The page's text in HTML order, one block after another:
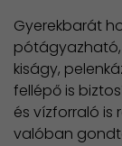
Gyerekbarát
kiságy,
fellépő is
és vízforraló is
valóban